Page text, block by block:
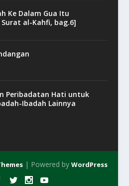
Ke Dalam Gua Itu
al-Kahfi, bag.6]
Peribadatan Hati untuk
Ibadah Lainnya
| Powered by WordPress